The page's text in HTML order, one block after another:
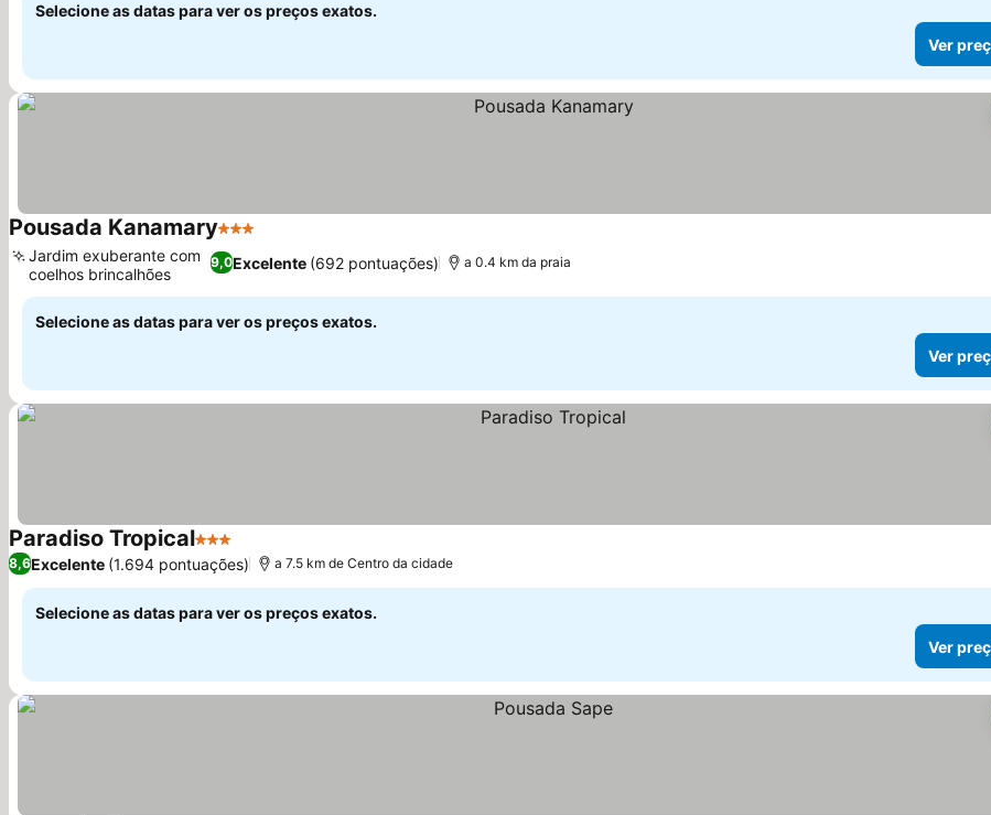
Selecione as datas para ver os preços exatos.
Ver
Pousada Kanamary3 Estrelas
9,0Excelente (692 pontuações)
Jardim exuberante com
coelhos brincalhões
a 0.4 km da praia
Selecione as datas para ver os preços exatos.
Ver
Paradiso Tropical3 Estrelas
8,6Excelente (1.694 pontuações) a 7.5 km de Centro da cidade
Selecione as datas para ver os preços exatos.
Ver